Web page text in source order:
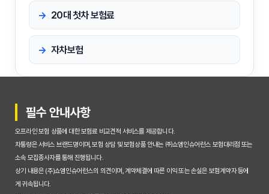
20대 첫차 보험료
자차보험
필수 안내사항
오프라인 보험 상품에 대한 보험료 비교견적 서비스를 제공합니다.
차통령은 서비스 브랜드명이며, 보험 상담 및 보험상품 안내는 ㈜쇼엠인슈어런스 보험대리점 또는
소속 모집종사자를 통해 진행됩니다.
상기 내용은 (주)쇼엠인슈어런스의 의견이며, 계약체결에 따른 이익 또는 손실은 보험계약자 등에
게 귀속됩니다.